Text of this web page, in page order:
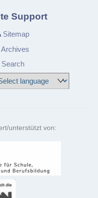
Support
Sitemap
unterstützt von: